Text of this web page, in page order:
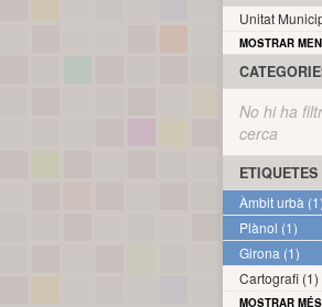
Unitat
MOSTRAR
No hi ha
cerca
ETIQUETES
Àmbit urbà (1)
Plànol (1)
Girona (1)
Cartografi (1)
MOSTRAR